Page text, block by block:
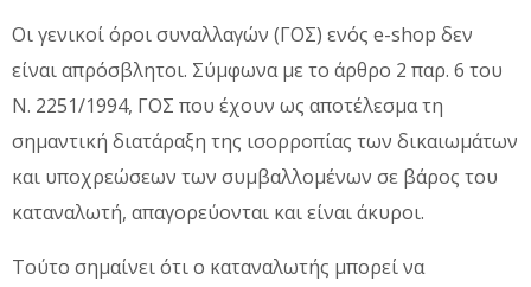
Οι γενικοί όροι συναλλαγών (ΓΟΣ) ενός e-shop δεν
είναι απρόσβλητοι. Σύμφωνα με το άρθρο 2 παρ. 6 του
Ν. 2251/1994, ΓΟΣ που έχουν ως αποτέλεσμα τη
σημαντική διατάραξη της ισορροπίας των δικαιωμάτων
και υποχρεώσεων των συμβαλλομένων σε βάρος του
καταναλωτή, απαγορεύονται και είναι άκυροι.
Τούτο σημαίνει ότι ο καταναλωτής μπορεί να